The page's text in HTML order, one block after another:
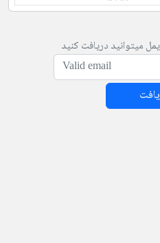
میتوانید دریافت کنید